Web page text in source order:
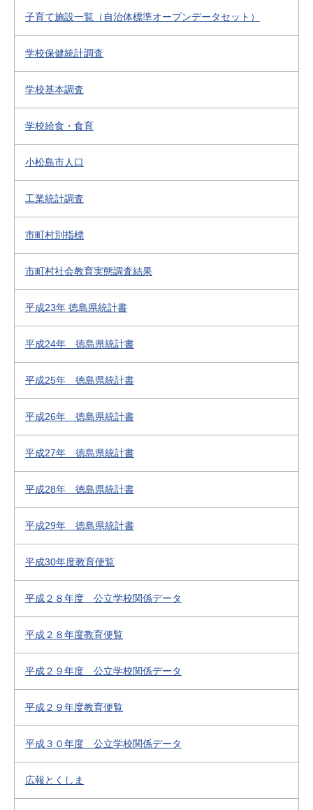
子育て施設一覧（自治体標準オープンデータセット）
学校保健統計調査
学校基本調査
学校給食・食育
小松島市人口
工業統計調査
市町村別指標
市町村社会教育実態調査結果
平成23年 徳島県統計書
平成24年 徳島県統計書
平成25年 徳島県統計書
平成26年 徳島県統計書
平成27年 徳島県統計書
平成28年 徳島県統計書
平成29年 徳島県統計書
平成30年度教育便覧
平成２８年度 公立学校関係データ
平成２８年度教育便覧
平成２９年度 公立学校関係データ
平成２９年度教育便覧
平成３０年度 公立学校関係データ
広報とくしま